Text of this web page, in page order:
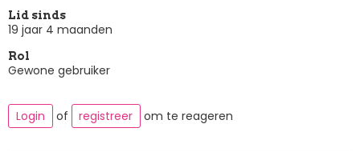
Lid sinds
19 jaar 4 maanden
Rol
Gewone gebruiker
Login of registreer om te reageren